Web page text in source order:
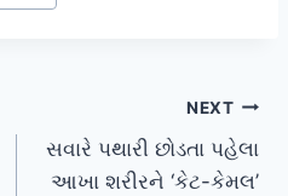
NEXT
સવારે પથારી છોડતા પહેલા
આખા શરીરને ‘કેટ-કેમલ’